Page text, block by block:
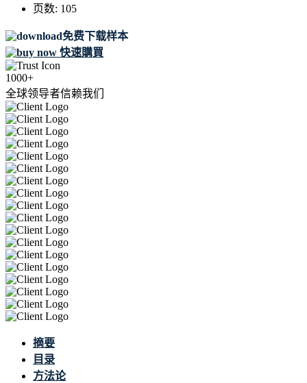
页数: 105
免费下载样本
快速購買
1000+
全球领导者信赖我们
摘要
目录
方法论